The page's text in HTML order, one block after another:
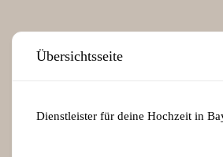
Übersichtsseite
Dienstleister für deine Hochzeit in